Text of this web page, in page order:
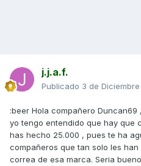
j.j.a.f.
Publicado 3 de
:beer Hola compañero
yo tengo entendido que hay que
has hecho 25.000 , pues te ha
compañeros que tan solo les
correa de esa marca. Seria